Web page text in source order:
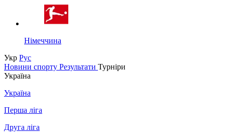
Німеччина
Укр Рус
Новини спорту Результати Турніри
Україна
Україна
Перша ліга
Друга ліга